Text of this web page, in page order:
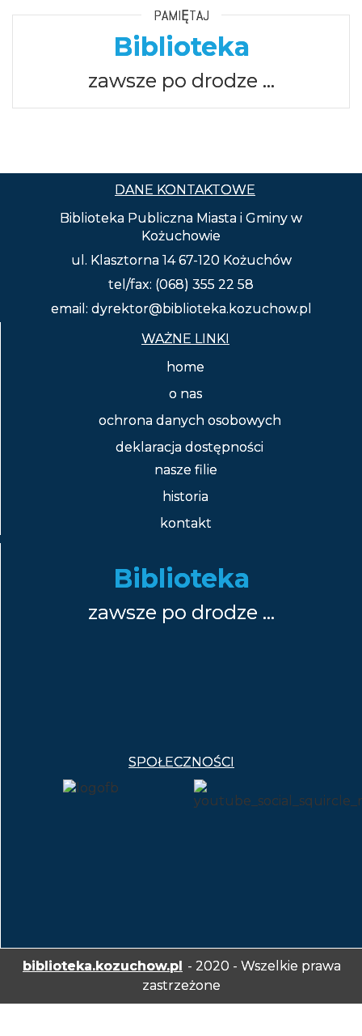
PAMIĘTAJ
Biblioteka
zawsze po drodze …
DANE KONTAKTOWE
Biblioteka Publiczna Miasta i Gminy w
Kożuchowie
ul. Klasztorna 14 67-120 Kożuchów
tel/fax: (068) 355 22 58
email: dyrektor@biblioteka.kozuchow.pl
WAŻNE LINKI
home
o nas
ochrona danych osobowych
deklaracja dostępności
nasze filie
historia
kontakt
Biblioteka
zawsze po drodze …
SPOŁECZNOŚCI
biblioteka.kozuchow.pl
- 2020 - Wszelkie prawa
zastrzeżone